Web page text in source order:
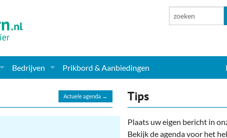
Bedrijven
Supermarkt & Levensmiddelen
Prikbord & Aanbiedingen
Actuele agenda → Tips
Plaats uw eigen bericht in
Bekijk de agenda voor het